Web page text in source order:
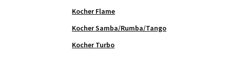
Kocher Flame
Kocher Samba/Rumba/Tango
Kocher Turbo